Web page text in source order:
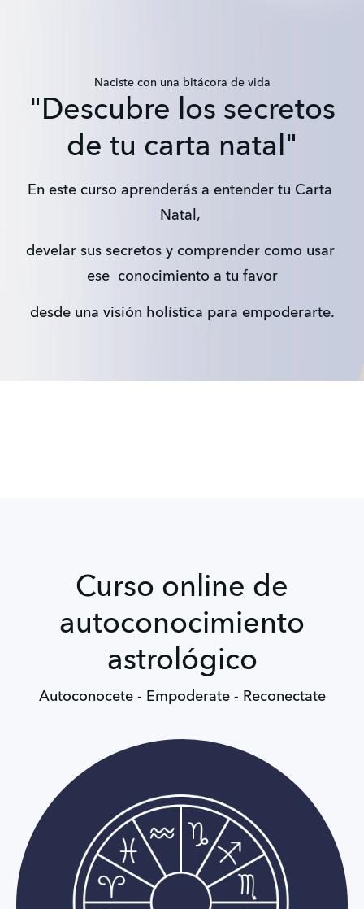
Naciste con una bitácora de vida
"Descubre los secretos
de tu carta natal"
En este curso aprenderás a entender tu Carta
Natal,
develar sus secretos y comprender como usar
ese  conocimiento a tu favor
desde una visión holística para empoderarte.
Curso online de
autoconocimiento
astrológico
Autoconocete - Empoderate - Reconectate